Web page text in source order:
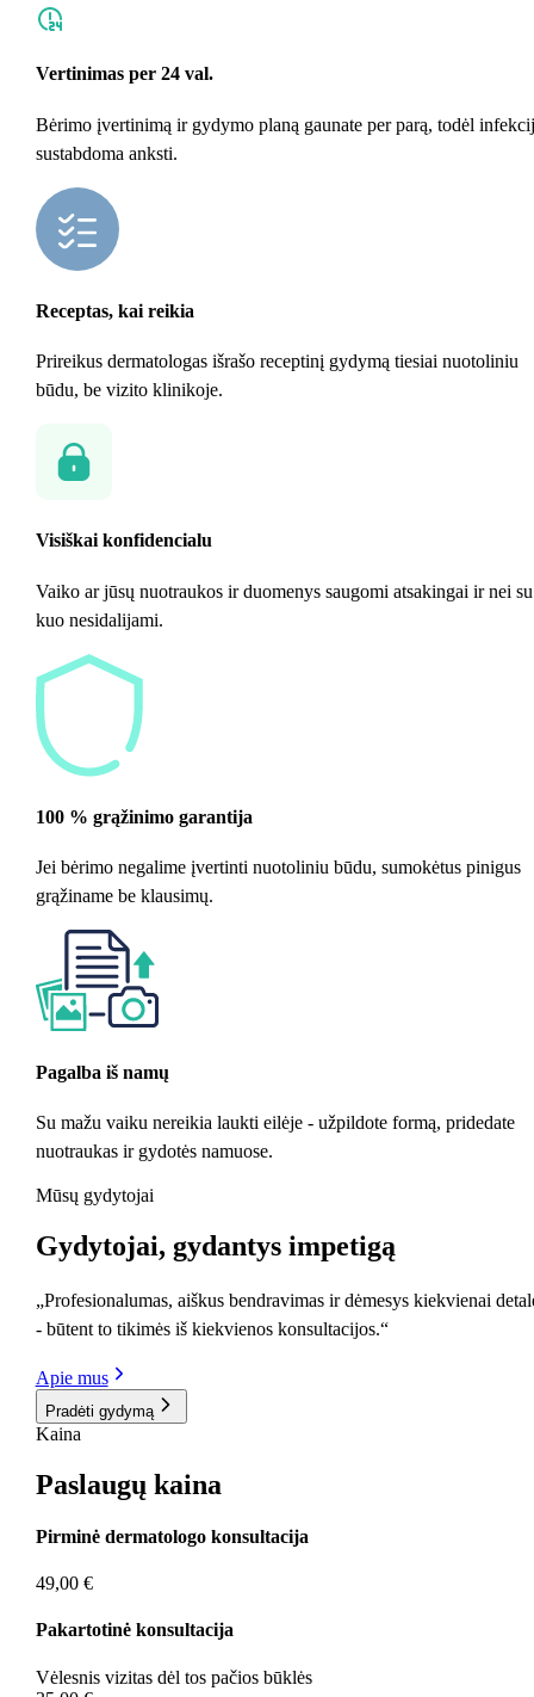
Vertinimas per 24 val.
Bėrimo įvertinimą ir gydymo planą gaunate per parą, todėl
sustabdoma anksti.
Receptas, kai reikia
Prireikus dermatologas išrašo receptinį gydymą tiesiai nuotoliniu
būdu, be vizito klinikoje.
Visiškai konfidencialu
Vaiko ar jūsų nuotraukos ir duomenys saugomi atsakingai ir nei su
kuo nesidalijami.
100 % grąžinimo garantija
Jei bėrimo negalime įvertinti nuotoliniu būdu, sumokėtus pinigus
grąžiname be klausimų.
Pagalba iš namų
Su mažu vaiku nereikia laukti eilėje - užpildote formą, pridedate
nuotraukas ir gydotės namuose.
Mūsų gydytojai
Gydytojai, gydantys impetigą
„Profesionalumas, aiškus bendravimas ir dėmesys kiekvienai
- būtent to tikimės iš kiekvienos konsultacijos.“
Apie mus
Pradėti gydymą
Kaina
Paslaugų kaina
Pirminė dermatologo konsultacija
49,00 €
Pakartotinė konsultacija
Vėlesnis vizitas dėl tos pačios būklės